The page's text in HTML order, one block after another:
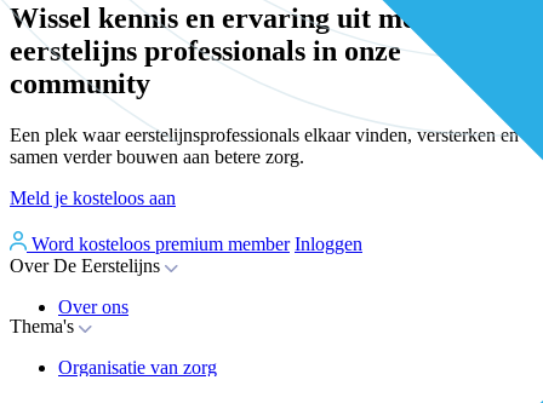
Wissel kennis en ervaring uit met andere
eerstelijns professionals in onze
community
Een plek waar eerstelijnsprofessionals elkaar vinden, versterken en
samen verder bouwen aan betere zorg.
Meld je kosteloos aan
Word kosteloos premium member Inloggen
Over De Eerstelijns
Over ons
Nieuws
Whitepapers
Thema's
Organisatie van zorg